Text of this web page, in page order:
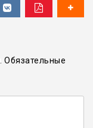
Обязательные